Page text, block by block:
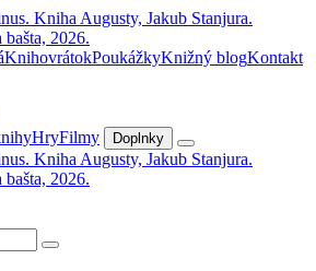
KnihovrátokPoukážkyKnižný blogKontakt
HryFilmy Doplnky